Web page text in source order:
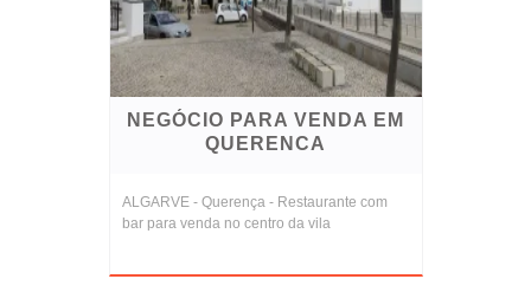
NEGÓCIO PARA VENDA EM
QUERENCA
ALGARVE - Querença - Restaurante com
bar para venda no centro da vila